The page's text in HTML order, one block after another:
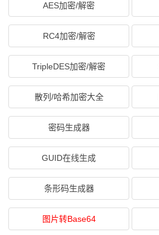
AES加密/解密
RC4加密/解密
TripleDES加密/解密
散列/哈希加密大全
密码生成器
GUID在线生成
条形码生成器
图片转Base64